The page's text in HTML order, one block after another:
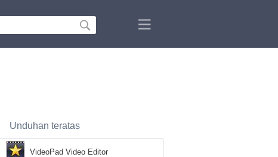
Unduhan teratas
VideoPad Video Editor